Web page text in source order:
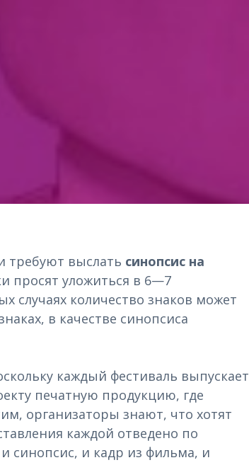
требуют выслать синопсис на
просят уложиться в 6—7
случаях количество знаков может
в качестве синопсиса
каждый фестиваль выпускает
печатную продукцию, где
организаторы знают, что хотят
каждой отведено по
синопсис, и кадр из фильма, и